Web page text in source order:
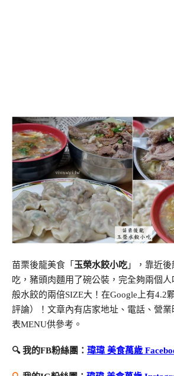
苗栗後龍美食「 玉榮水餃小吃 」，靠近
吃，豬頭肉麵用了碗公裝，完全夠兩個
般水餃的兩倍SIZE大！在Google上有4.2
評論）！文章內有店家地址、電話、營業
表MENU供參考。
🔍 我的FB粉絲團： 瑋瑋 美食萬歲